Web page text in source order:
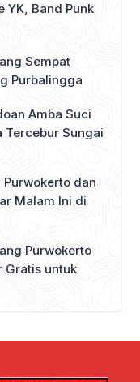
YK, Band Punk
Sempat
Purbalingga
Amba Suci
Purwokerto dan
Malam Ini di
Purwokerto
Gratis untuk